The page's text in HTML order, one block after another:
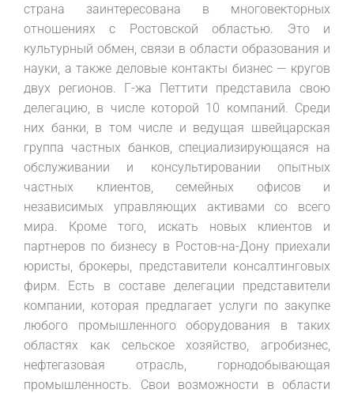
страна заинтересована в многовекторных
отношениях с Ростовской областью. Это и
культурный обмен, связи в области образования и
науки, а также деловые контакты бизнес — кругов
двух регионов. Г-жа Петтити представила свою
делегацию, в числе которой 10 компаний. Среди
них банки, в том числе и ведущая швейцарская
группа частных банков, специализирующаяся на
обслуживании и консультировании опытных
частных клиентов, семейных офисов и
независимых управляющих активами со всего
мира. Кроме того, искать новых клиентов и
партнеров по бизнесу в Ростов-на-Дону приехали
юристы, брокеры, представители консалтинговых
фирм. Есть в составе делегации представители
компании, которая предлагает услуги по закупке
любого промышленного оборудования в таких
областях как сельское хозяйство, агробизнес,
нефтегазовая отрасль, горнодобывающая
промышленность. Свои возможности в области